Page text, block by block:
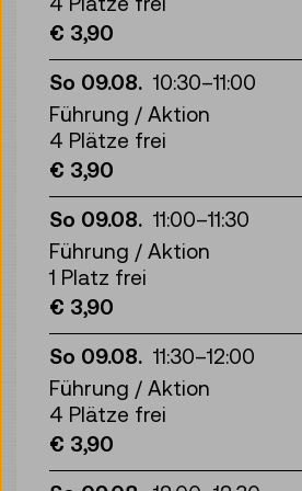
€ 3,90
So 09.08. 10:30–11:00
Führung / Aktion
4 Plätze frei
€ 3,90
So 09.08. 11:00–11:30
Führung / Aktion
1 Platz frei
€ 3,90
So 09.08. 11:30–12:00
Führung / Aktion
4 Plätze frei
€ 3,90